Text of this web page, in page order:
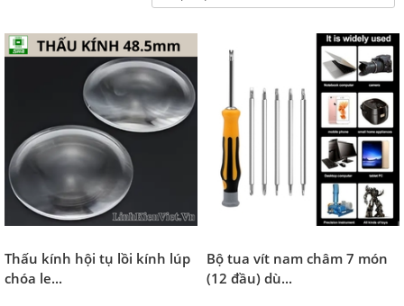
Thấu kính hội tụ lồi kính lúp
chóa le...
Bộ tua vít nam châm 7 món
(12 đầu) dù...